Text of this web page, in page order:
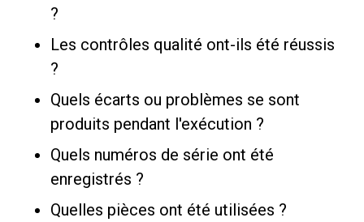
?
Les contrôles qualité ont-ils été réussis
?
Quels écarts ou problèmes se sont
produits pendant l'exécution ?
Quels numéros de série ont été
enregistrés ?
Quelles pièces ont été utilisées ?